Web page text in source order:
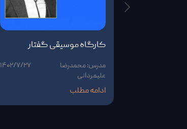
کارگاه موسیقی گفتار
مدرس: محمدرضا
علیمردانی
۱۴۰۲/۷/۲۷
ادامه مطلب